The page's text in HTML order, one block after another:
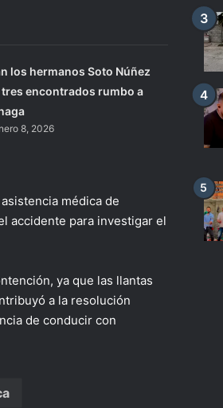
los hermanos Soto Núñez
tres encontrados rumbo a
8, 2026
médica de
accidente para investigar el
ya que las llantas
a la resolución
de conducir con